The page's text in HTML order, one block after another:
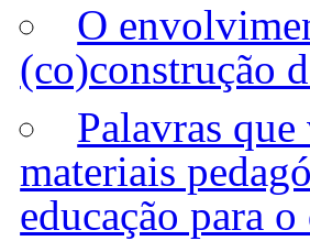
O
(co)construção
Palavras
materiais
educação para